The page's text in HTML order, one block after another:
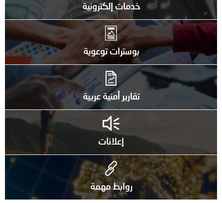
خدمات إلكترونية
بوسترات توعوية
روابط مهمة